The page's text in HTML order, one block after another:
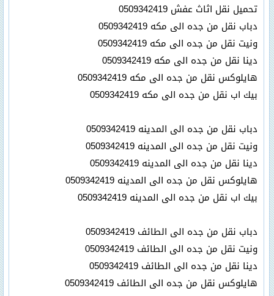
تحميل نقل اثاث عفش 0509342419
دباب نقل من جده الى مكه 0509342419
ونيت نقل من جده الى مكه 0509342419
دينا نقل من جده الى مكه 0509342419
هايلوكس نقل من جده الى مكه 0509342419
بيك اب نقل من جده الى مكه 0509342419
دباب نقل من جده الى المدينه 0509342419
ونيت نقل من جده الى المدينه 0509342419
دينا نقل من جده الى المدينه 0509342419
هايلوكس نقل من جده الى المدينه 0509342419
بيك اب نقل من جده الى المدينه 0509342419
دباب نقل من جده الى الطائف 0509342419
ونيت نقل من جده الى الطائف 0509342419
دينا نقل من جده الى الطائف 0509342419
هايلوكس نقل من جده الى الطائف 0509342419